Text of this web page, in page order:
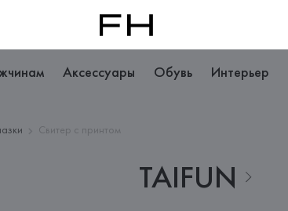
Аксессуары Обувь Интерьер
Свитер с принтом
TAIFUN